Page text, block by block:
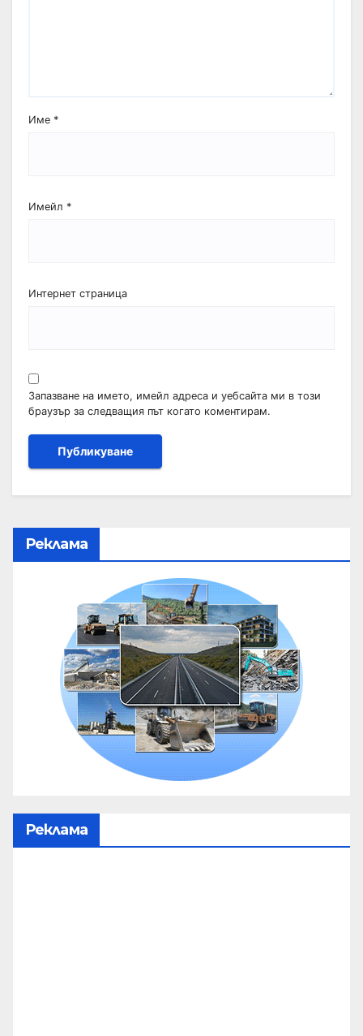
Име *
Имейл *
Интернет страница
Запазване на името, имейл адреса и уебсайта ми в този
браузър за следващия път когато коментирам.
Реклама
Реклама